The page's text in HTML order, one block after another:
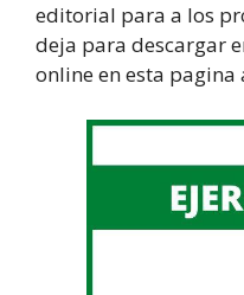
editorial para a los
deja para descargar
online en esta pagina